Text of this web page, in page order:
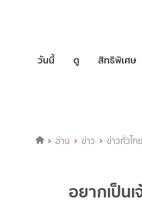
วันนี้ ดู สิทธิพิเศษ
อ่าน ข่าว ข่าวทั่วไทย
อยากเป็น